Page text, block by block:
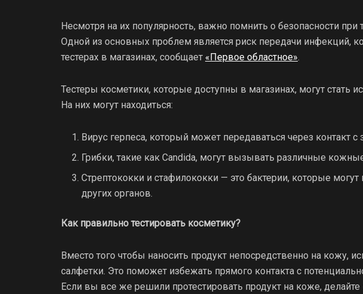
Несмотря на их популярность, важно помнить о безопасности при
Одной из основных проблем является риск передачи инфекций,
тестерах в магазинах, сообщает «Первое областное».
Тестеры косметики, которые доступны в магазинах, могут стать
На них могут находиться:
Вирус герпеса, который может передаваться через контакт
Грибки, такие как Candida, могут вызывать различные
Стрептококки и стафилококки — это бактерии, которые
других органов.
Как правильно тестировать косметику?
Вместо того чтобы наносить продукт непосредственно на кожу,
салфетки. Это поможет избежать прямого контакта с
Если вы все же решили протестировать продукт на коже, делайте